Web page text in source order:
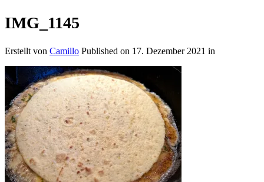
IMG_1145
Erstellt von Camillo Published on 17. Dezember 2021 in